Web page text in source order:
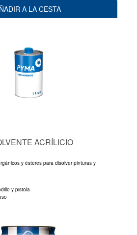
A LA CESTA
ACRÍLICIO
y ésteres para disolver pinturas y
y pistola